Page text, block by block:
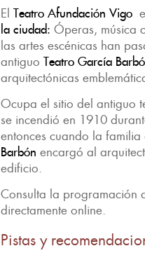
El Teatro Afundación Vigo
la ciudad: Óperas, música
las artes escénicas han
antiguo Teatro García
arquitectónicas
Ocupa el sitio del antiguo
se incendió en 1910
entonces cuando la
Barbón encargó al
edificio.
Consulta la programación
directamente online.
Pistas y